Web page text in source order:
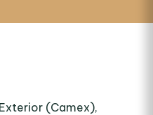
(Camex),